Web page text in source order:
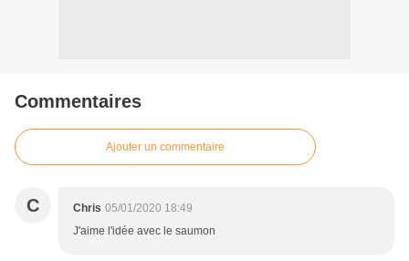
Commentaires
Ajouter un commentaire
C Chris 05/01/2020 18:49
J'aime l'idée avec le saumon